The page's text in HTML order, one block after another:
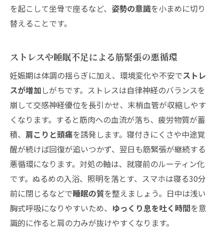
家事や育児の動作を肩に優しい手順にチェ
ンジ
の見分けポイント
緊急受診を検討したい症状のチェックリス
ト
自宅で様子を見る場合のセルフモニタリン
グ方法
マタニティ整体を利用したい！妊婦の肩こりに
悩む方へのタイミングと選び方
施術前の確認事項とカウンセリングで伝え
たいポイント
自宅ケアと整体を上手に組み合わせて肩こ
り再発を防ぐ
妊婦の肩こりに関するよくある質問と安心でき
を起こして坐骨で座るなど、 姿勢の意識を小まめに切り
替えることです。
ストレスや睡眠不足による筋緊張の悪循環
妊娠期は体調の揺らぎに加え、環境変化や不安でストレ
スが増加しがちです。ストレスは自律神経のバランスを
崩して交感神経優位を長引かせ、末梢血管が収縮しやす
くなります。すると筋肉への血流が落ち、疲労物質が蓄
積、 肩こりと頭痛を誘発します。寝付きにくさや中途覚
醒が続けば回復が追いつかず、翌日も筋緊張が継続する
悪循環になります。対処の軸は、就寝前のルーティン化
です。ぬるめの入浴、照明を落とす、スマホは寝る30分
前に閉じるなどで睡眠の質を整えましょう。日中は浅い
胸式呼吸になりやすいため、 ゆっくり息を吐く時間を意
識的に作ると肩の力みが抜けやすくなります。